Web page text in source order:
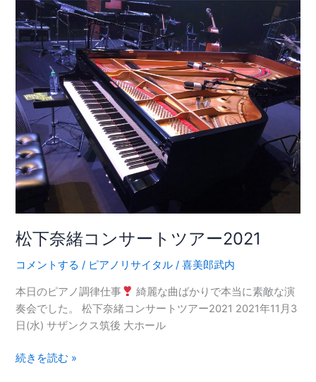
松下奈緒コンサートツアー2021
コメントする / ピアノリサイタル /喜美郎武内
本日のピアノ調律仕事
綺麗な曲ばかりで本当に素敵な演
奏会でした。 松下奈緒コンサートツアー2021 2021年11月3
日(水) サザンクス筑後 大ホール
下
奈
コ
ン
サ
ー
ト
ツ
ア
ー
2021
続きを読む »